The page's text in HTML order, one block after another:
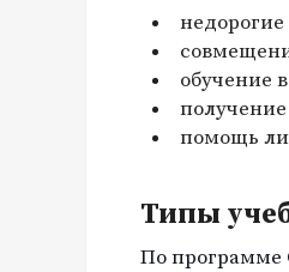
обучение
помощь
Типы
По программе